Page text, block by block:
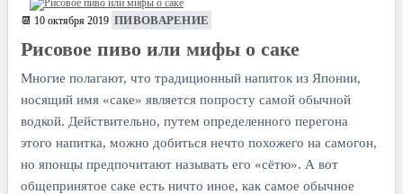
📆 10 октября 2019 ПИВОВАРЕНИЕ
Рисовое пиво или мифы о саке
Многие полагают, что традиционный напиток из Японии,
носящий имя «саке» является попросту самой обычной
водкой. Действительно, путем определенного перегона
этого напитка, можно добиться нечто похожего на самогон,
но японцы предпочитают называть его «сётю». А вот
общепринятое саке есть ничто иное, как самое обычное